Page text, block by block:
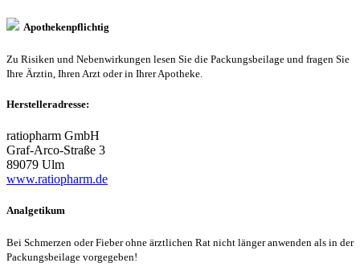
Apothekenpflichtig
Zu Risiken und Nebenwirkungen lesen Sie die Packungsbeilage und fragen Sie
Ihre Ärztin, Ihren Arzt oder in Ihrer Apotheke.
Herstelleradresse:
ratiopharm GmbH
Graf-Arco-Straße 3
89079 Ulm
www.ratiopharm.de
Analgetikum
Bei Schmerzen oder Fieber ohne ärztlichen Rat nicht länger anwenden als in der
Packungsbeilage vorgegeben!